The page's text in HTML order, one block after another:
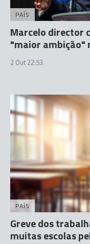
PAÍS
Marcelo director
"maior ambição"
2 Out 22:53
PAÍS
Greve dos
muitas escolas